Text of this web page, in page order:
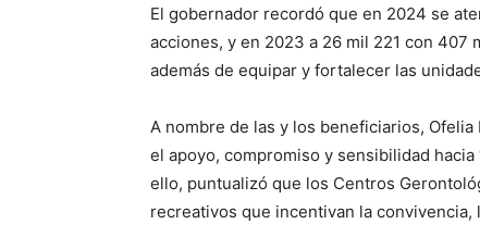
El gobernador recordó que en 2024 se
acciones, y en 2023 a 26 mil 221 con 407
además de equipar y fortalecer las
A nombre de las y los beneficiarios,
el apoyo, compromiso y sensibilidad
ello, puntualizó que los Centros
recreativos que incentivan la